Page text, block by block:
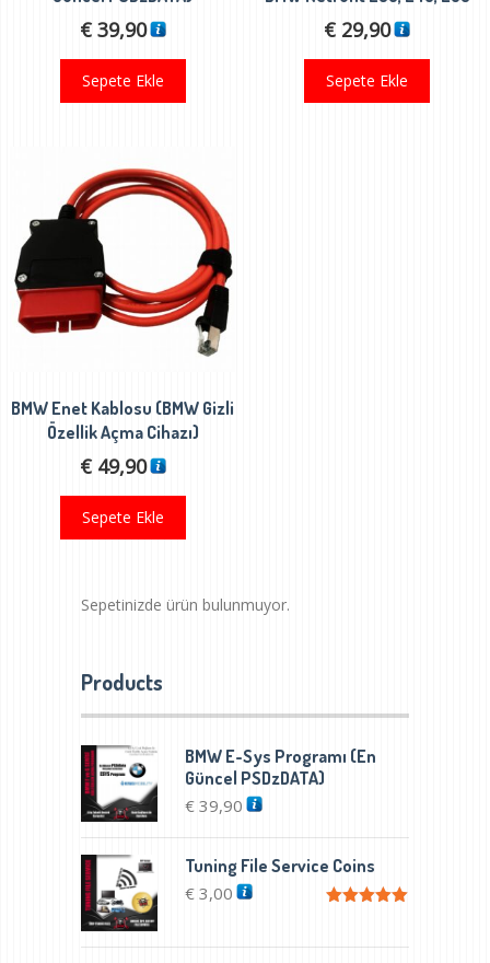
€39,90
Sepete Ekle
€ 29,90
Sepete Ekle
BMW Enet Kablosu (BMW Gizli
Özellik Açma Cihazı)
€49,90
Sepete Ekle
Sepetinizde ürün bulunmuyor.
Products
BMW E-Sys Programı (En
Güncel PSDzDATA)
€39,90
Tuning File Service Coins
€3,00